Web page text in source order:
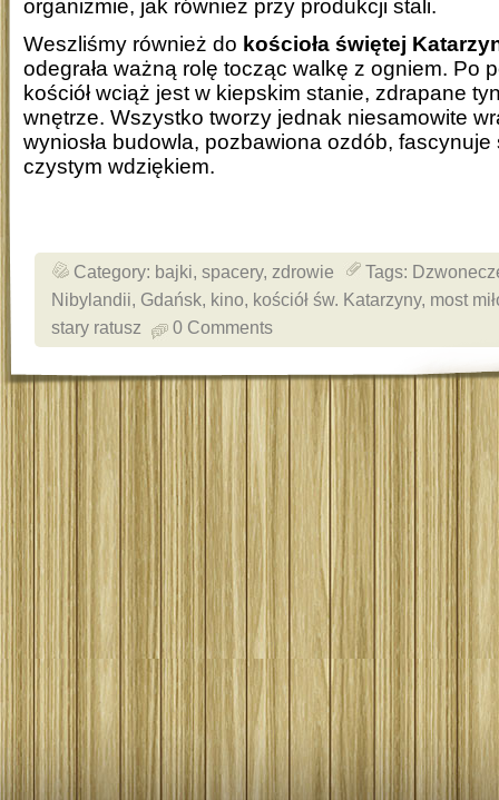
organizmie, jak również przy produkcji stali.
Weszliśmy również do kościoła świętej
odegrała ważną rolę tocząc walkę z ogniem. Po
kościół wciąż jest w kiepskim stanie, zdrapane
wnętrze. Wszystko tworzy jednak niesamowite
wyniosła budowla, pozbawiona ozdób, fascynuje
czystym wdziękiem.
Category: bajki, spacery, zdrowie Tags:
Nibylandii, Gdańsk, kino, kościół św. Katarzyny, most
stary ratusz
0 Comments